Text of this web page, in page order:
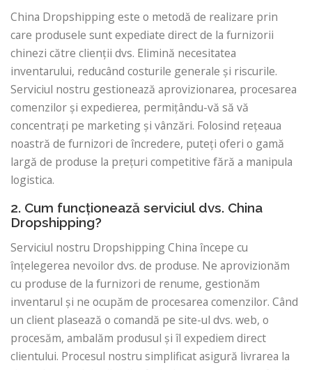
China Dropshipping este o metodă de realizare prin
care produsele sunt expediate direct de la furnizorii
chinezi către clienții dvs. Elimină necesitatea
inventarului, reducând costurile generale și riscurile.
Serviciul nostru gestionează aprovizionarea, procesarea
comenzilor și expedierea, permițându-vă să vă
concentrați pe marketing și vânzări. Folosind rețeaua
noastră de furnizori de încredere, puteți oferi o gamă
largă de produse la prețuri competitive fără a manipula
logistica.
2. Cum funcționează serviciul dvs. China
Dropshipping?
Serviciul nostru Dropshipping China începe cu
înțelegerea nevoilor dvs. de produse. Ne aprovizionăm
cu produse de la furnizori de renume, gestionăm
inventarul și ne ocupăm de procesarea comenzilor. Când
un client plasează o comandă pe site-ul dvs. web, o
procesăm, ambalăm produsul și îl expediem direct
clientului. Procesul nostru simplificat asigură livrarea la